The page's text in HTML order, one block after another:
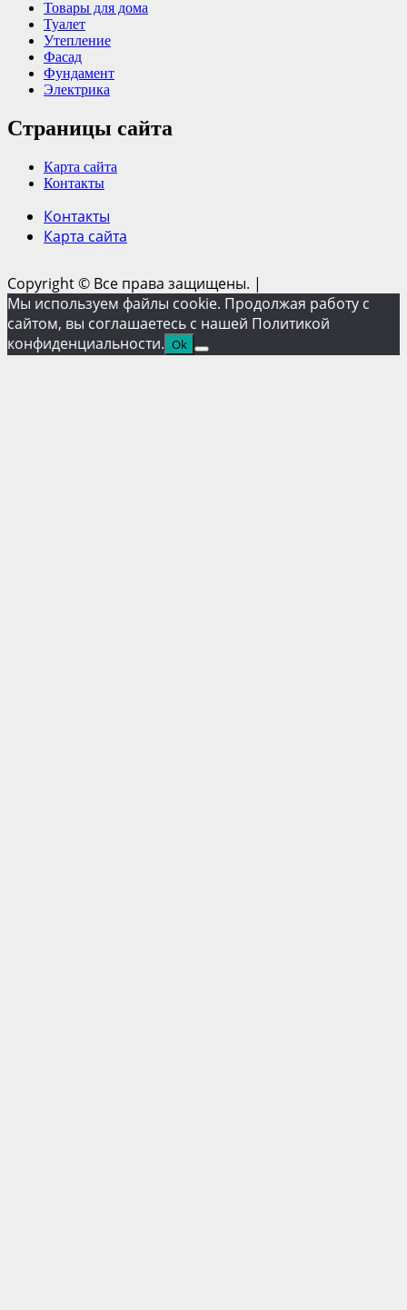
Товары для дома
Туалет
Утепление
Фасад
Фундамент
Электрика
Страницы сайта
Карта сайта
Контакты
Контакты
Карта сайта
Copyright © Все права защищены. |
Мы используем файлы cookie. Продолжая работу с
сайтом, вы соглашаетесь с нашей Политикой
конфиденциальности. Ok